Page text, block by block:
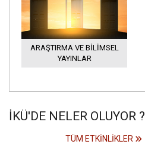
ARAŞTIRMA VE BILIMSEL
YAYINLAR
İKÜ'DE NELER OLUYOR ?
TÜM ETKINLIKLER